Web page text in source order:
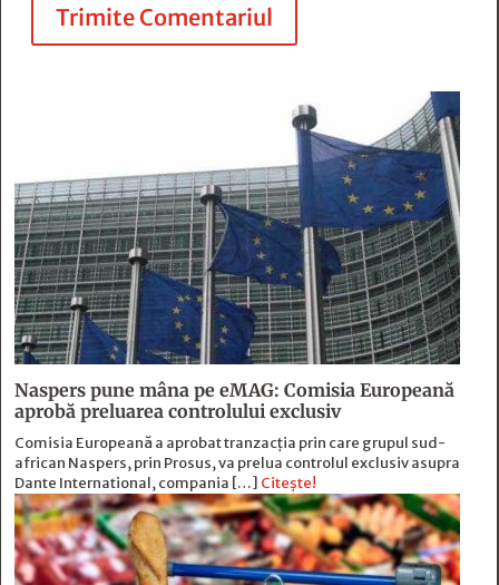
Trimite Comentariul
Naspers pune mâna pe eMAG: Comisia Europeană
aprobă preluarea controlului exclusiv
Comisia Europeană a aprobat tranzacția prin care grupul sud-
african Naspers, prin Prosus, va prelua controlul exclusiv asupra
Dante International, compania […] Citește!